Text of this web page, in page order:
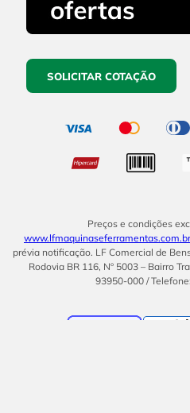
SOLICITAR COTAÇÃO
Preços e condições
www.lfmaquinaseferramentas.com.br
prévia notificação. LF Comercial de
Rodovia BR 116, Nº 5003 – Bairro
93950-000 /